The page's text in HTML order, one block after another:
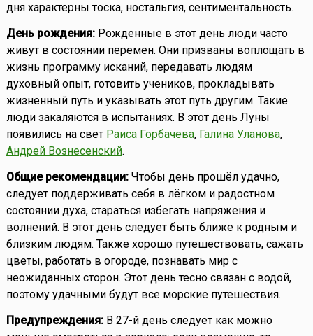
дня характерны тоска, ностальгия, сентиментальность.
День рождения:Рожденные в этот день люди часто
живут в состоянии перемен. Они призваны воплощать в
жизнь программу исканий, передавать людям
духовный опыт, готовить учеников, прокладывать
жизненный путь и указывать этот путь другим. Такие
люди закаляются в испытаниях. В этот день Луны
появились на свет Раиса Горбачева, Галина Уланова,
Андрей Вознесенский.
Общие рекомендации:Чтобы день прошёл удачно,
следует поддерживать себя в лёгком и радостном
состоянии духа, стараться избегать напряжения и
волнений. В этот день следует быть ближе к родным и
близким людям. Также хорошо путешествовать, сажать
цветы, работать в огороде, познавать мир с
неожиданных сторон. Этот день тесно связан с водой,
поэтому удачными будут все морские путешествия.
Предупреждения:В 27-й день следует как можно